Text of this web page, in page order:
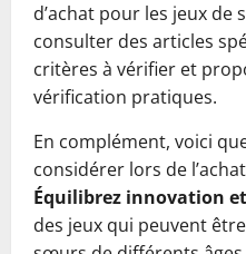
d’achat pour les jeux de
consulter des articles
critères à vérifier et
vérification pratiques.
En complément, voici
considérer lors de
Équilibrez innovation
des jeux qui peuvent